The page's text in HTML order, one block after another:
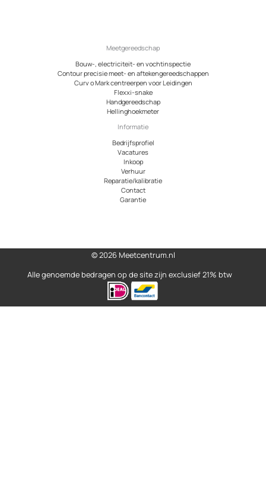
Meetgereedschap
Bouw-, electriciteit- en vochtinspectie
Contour precisie meet- en aftekengereedschappen
Curv o Mark centreerpen voor Leidingen
Flexxi-snake
Handgereedschap
Hellinghoekmeter
Informatie
Bedrijfsprofiel
Vacatures
Inkoop
Verhuur
Reparatie/kalibratie
Contact
Garantie
© 2026 Meetcentrum.nl
Alle genoemde bedragen op de site zijn exclusief 21% btw